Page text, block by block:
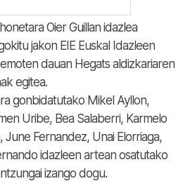
Oier Guillan idazlea
jakon EIE Euskal Idazleen
dauan Hegats aldizkariaren
egitea.
gonbidatutako Mikel Ayllon,
Uribe, Bea Salaberri, Karmelo
Fernandez, Unai Elorriaga,
idazleen artean osatutako
izango dogu.